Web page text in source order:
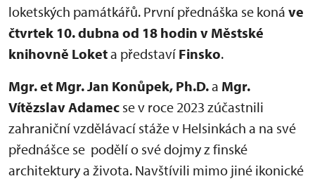
loketských památkářů. První přednáška se koná ve
čtvrtek 10. dubna od 18 hodin v Městské
knihovně Loketa představí Finsko.
Mgr. et Mgr. Jan Konůpek, Ph.D.a Mgr.
Vítězslav Adamec se v roce 2023 zúčastnili
zahraniční vzdělávací stáže v Helsinkách a na své
přednášce se podělí o své dojmy z finské
architektury a života. Navštívili mimo jiné ikonické